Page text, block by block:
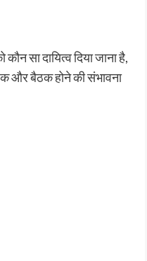
सा दायित्व दिया जाना है,
और बैठक होने की संभावना